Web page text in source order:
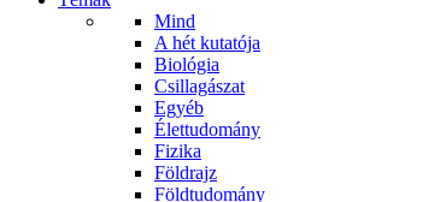
Mind
A hét kutatója
Biológia
Csillagászat
Egyéb
Élettudomány
Fizika
Földrajz
Földtudomány